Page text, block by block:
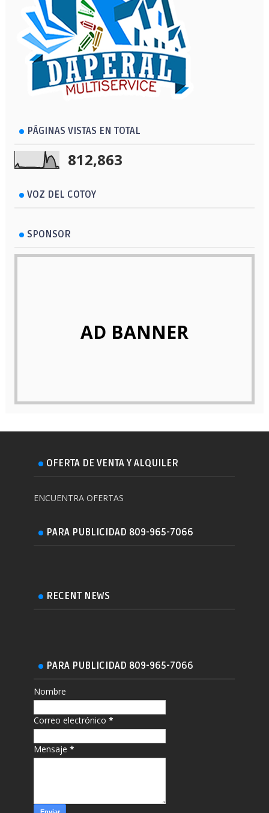
PÁGINAS VISTAS EN TOTAL
812,863
VOZ DEL COTOY
SPONSOR
AD BANNER
OFERTA DE VENTA Y ALQUILER
ENCUENTRA OFERTAS
PARA PUBLICIDAD 809-965-7066
RECENT NEWS
PARA PUBLICIDAD 809-965-7066
Nombre
Correo electrónico*
Mensaje*